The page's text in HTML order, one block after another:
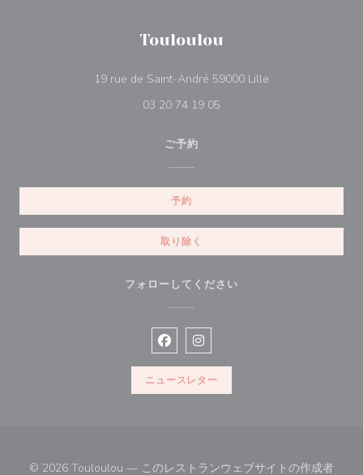
Touloulou
19 rue de Saint-André 59000 Lille
03 20 74 19 05
ご予約
予約
取り除く
フォローしてください
Facebook ((新しいウィンドウで
Instagram ((新しいウィンド
ニュースレター
© 2026 Touloulou — このレストランウェブサイトの作成者